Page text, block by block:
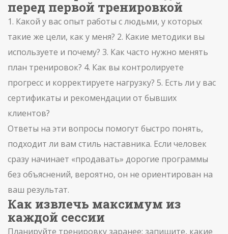
перед первой тренировкой
1. Какой у вас опыт работы с людьми, у которых
такие же цели, как у меня? 2. Какие методики вы
используете и почему? 3. Как часто нужно менять
план тренировок? 4. Как вы контролируете
прогресс и корректируете нагрузку? 5. Есть ли у вас
сертификаты и рекомендации от бывших
клиентов?
Ответы на эти вопросы помогут быстро понять,
подходит ли вам стиль наставника. Если человек
сразу начинает «продавать» дорогие программы
без объяснений, вероятно, он не ориентирован на
ваш результат.
Как извлечь максимум из
каждой сессии
Планируйте тренировку заранее: запишите, какие